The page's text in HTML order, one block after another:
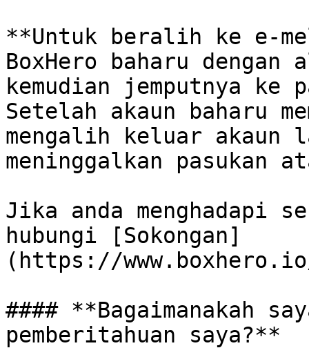
**Untuk beralih ke e-
BoxHero baharu
kemudian jemputnya ke
Setelah akaun baharu
mengalih keluar akaun
meninggalkan pasukan
Jika anda menghadapi
hubungi [Sokongan]
(https://
#### **Bagaimanakah
pemberitahuan saya?**